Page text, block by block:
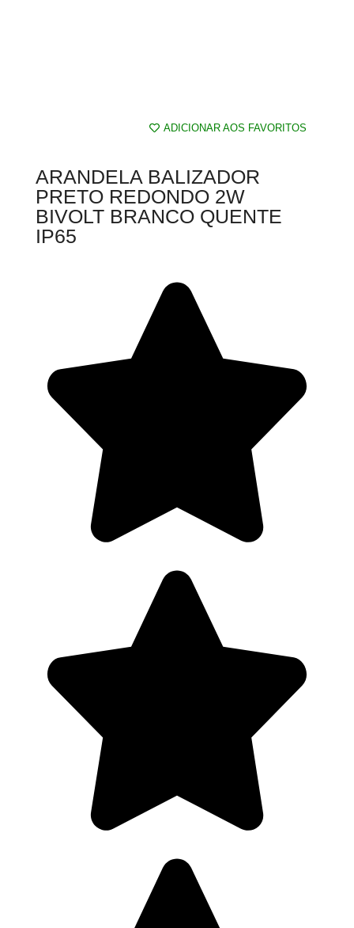
ADICIONAR AOS FAVORITOS
ARANDELA BALIZADOR
PRETO REDONDO 2W
BIVOLT BRANCO QUENTE
IP65